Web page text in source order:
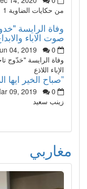
من حكايات الضاوية 1
وفاة الرايسة
صوت الاباء
04, 2019
0
وفاة الرايسة
الإباء اللاذع
”صباح الخير ايها
09, 2019
0
زينب سعيد
مغاربي